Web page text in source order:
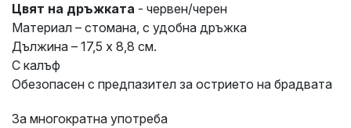
Цвят на дръжката - червен/черен
Материал – стомана, с удобна дръжка
Дължина – 17,5 х 8,8 см.
С калъф
Обезопасен с предпазител за острието на брадвата
За многократна употреба